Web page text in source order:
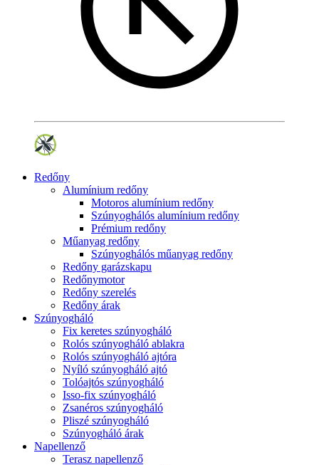
Redőny
Alumínium redőny
Motoros alumínium redőny
Szúnyoghálós alumínium redőny
Prémium redőny
Műanyag redőny
Szúnyoghálós műanyag redőny
Redőny garázskapu
Redőnymotor
Redőny szerelés
Redőny árak
Szúnyogháló
Fix keretes szúnyogháló
Rolós szúnyogháló ablakra
Rolós szúnyogháló ajtóra
Nyíló szúnyogháló ajtó
Tolóajtós szúnyogháló
Isso-fix szúnyogháló
Zsanéros szúnyogháló
Pliszé szúnyogháló
Szúnyogháló árak
Napellenző
Terasz napellenző